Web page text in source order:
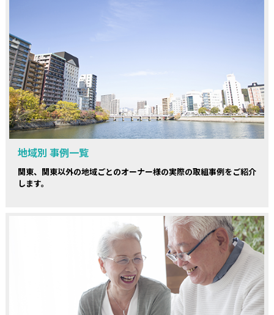
地域別 事例一覧
関東、関東以外の地域ごとのオーナー様の実際の取組事例をご紹介
します。